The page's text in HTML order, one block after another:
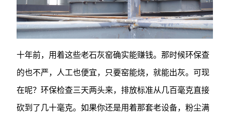
十年前，用着这些老石灰窑确实能赚钱。那时候环保查
的也不严，人工也便宜，只要窑能烧，就能出灰。可现
在呢？环保检查三天两头来，排放标准从几百毫克直接
砍到了几十毫克。如果你还是用着那套老设备，粉尘满